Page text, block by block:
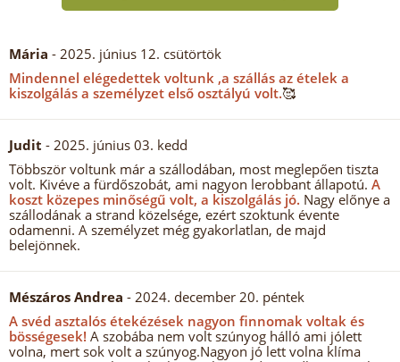
Mária - 2025. június 12. csütörtök
Mindennel elégedettek voltunk ,a szállás az ételek a
kiszolgálás a személyzet első osztályú volt.🥰
Judit - 2025. június 03. kedd
Többször voltunk már a szállodában, most meglepően tiszta
volt. Kivéve a fürdőszobát, ami nagyon lerobbant állapotú. A
koszt közepes minőségű volt, a kiszolgálás jó. Nagy előnye a
szállodának a strand közelsége, ezért szoktunk évente
odamenni. A személyzet még gyakorlatlan, de majd
belejönnek.
Mészáros Andrea - 2024. december 20. péntek
A svéd asztalós étekézések nagyon finnomak voltak és
bösségesek! A szobába nem volt szúnyog hálló ami jólett
volna, mert sok volt a szúnyog.Nagyon jó lett volna klíma